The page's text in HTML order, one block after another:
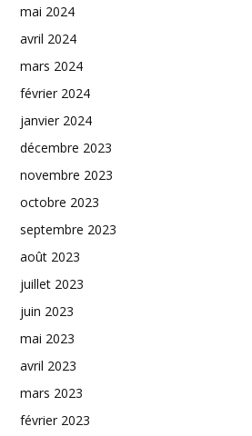
mai 2024
avril 2024
mars 2024
février 2024
janvier 2024
décembre 2023
novembre 2023
octobre 2023
septembre 2023
août 2023
juillet 2023
juin 2023
mai 2023
avril 2023
mars 2023
février 2023